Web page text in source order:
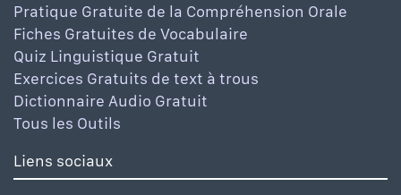
Pratique Gratuite de la Compréhension Orale
Fiches Gratuites de Vocabulaire
Quiz Linguistique Gratuit
Exercices Gratuits de text à trous
Dictionnaire Audio Gratuit
Tous les Outils
Liens sociaux